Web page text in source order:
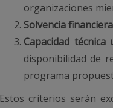
organizaciones
Solvencia financiera
Capacidad
disponibilidad de
programa
Estos criterios serán